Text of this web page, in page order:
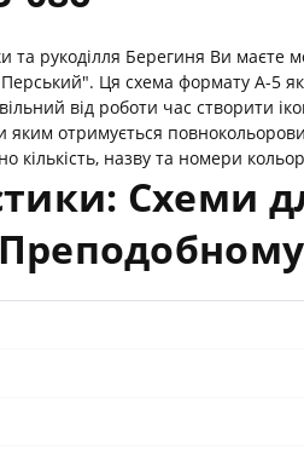
та рукоділля Берегиня Ви
Ця схема формату А-5 як
від роботи час створити
яким отримується
назву та номери
Схеми